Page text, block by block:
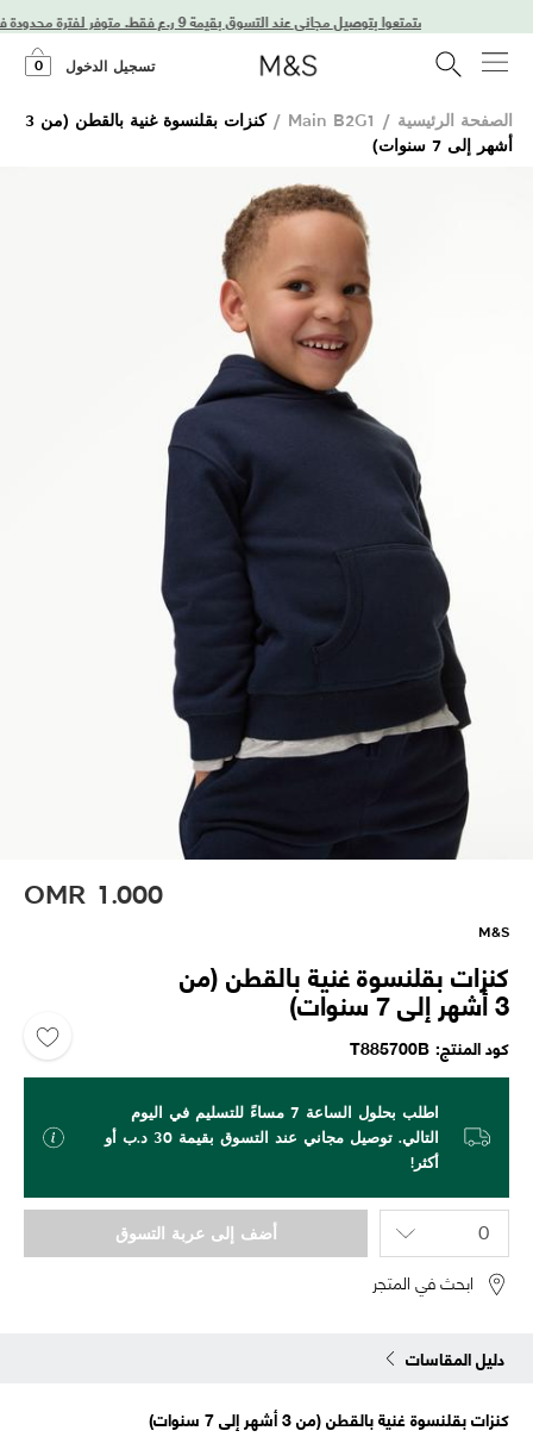
تسجيل الدخول 0
الصفحة الرئيسية /
Main B2G1
/
كنزات بقلنسوة غنية بالقطن (من 3
أشهر إلى 7 سنوات)
OMR 1.000
M&S
كنزات بقلنسوة غنية بالقطن (من
3 أشهر إلى 7 سنوات)
كود المنتج T885700B
اطلب بحلول الساعة 7 مساءً للتسليم في اليوم
التالي. توصيل مجاني عند التسوق بقيمة 30 د.ب أو
أكثر!
أضف إلى عربة التسوق
ابحث في المتجر
دليل المقاسات
كنزات بقلنسوة غنية بالقطن (من 3 أشهر إلى 7 سنوات)